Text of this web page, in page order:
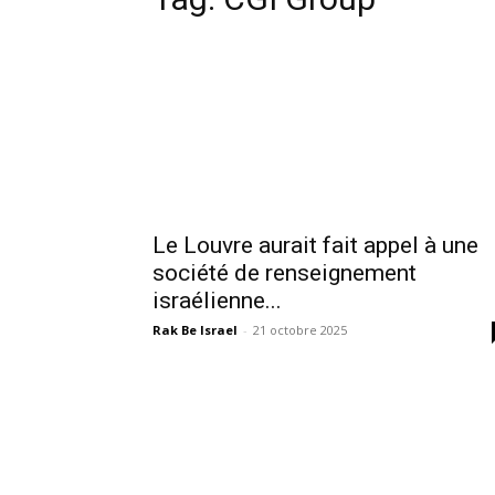
Le Louvre aurait fait appel à une
société de renseignement
israélienne...
Rak Be Israel - 21 octobre 2025